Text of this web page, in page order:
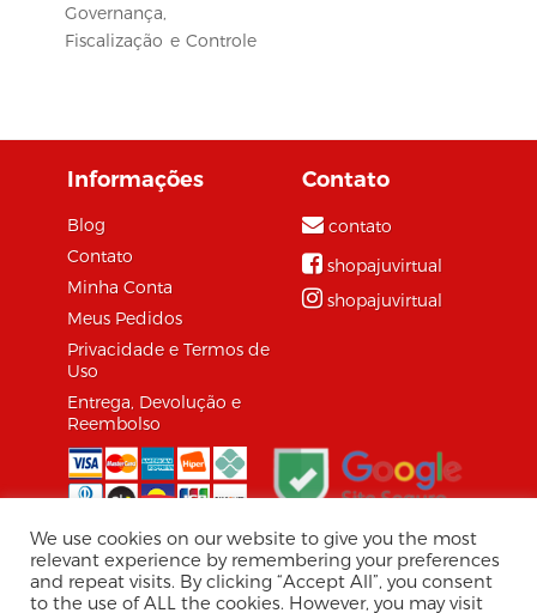
Governança,
Fiscalização e Controle
projeto de lei (PLS
Informações
Blog
Contato
Minha Conta
Meus Pedidos
Privacidade e Termos de
Uso
Entrega, Devolução e
Reembolso
Contato
contato
shopajuvirtual
shopajuvirtual
© 2026 Shopaju Marketplace.
We use cookies on our website to give you the most
relevant experience by remembering your preferences
and repeat visits. By clicking “Accept All”, you consent
to the use of ALL the cookies. However, you may visit